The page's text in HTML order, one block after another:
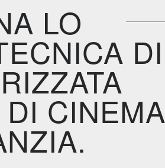
LO
DI
CINEMA